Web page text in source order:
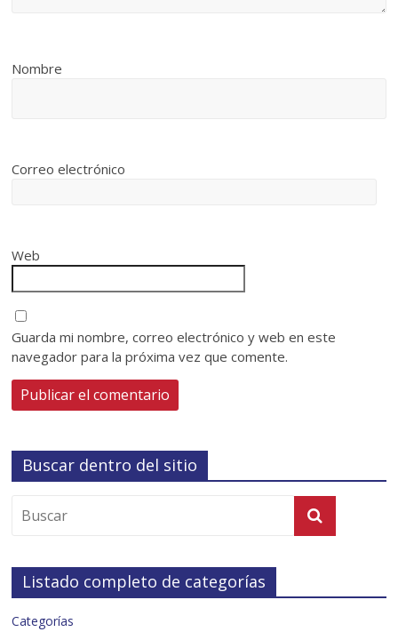
Nombre
Correo electrónico
Web
Guarda mi nombre, correo electrónico y web en este
navegador para la próxima vez que comente.
Buscar dentro del sitio
Listado completo de categorías
Categorías